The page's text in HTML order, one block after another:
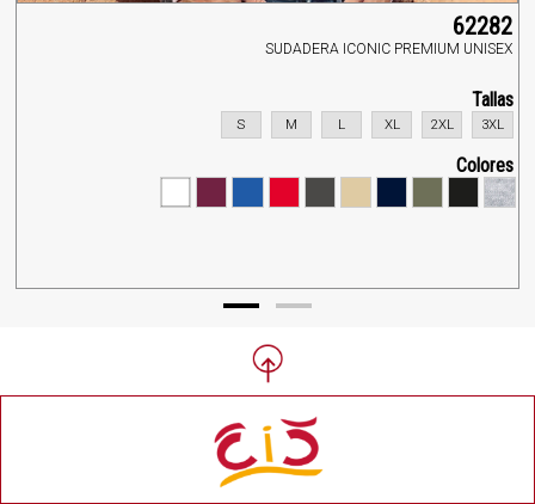
62282
SUDADERA ICONIC PREMIUM UNISEX
Tallas
3XL
2XL
XL
L
M
S
Colores